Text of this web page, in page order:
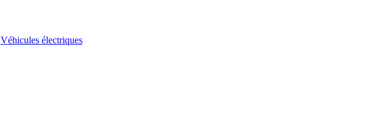
Véhicules électriques